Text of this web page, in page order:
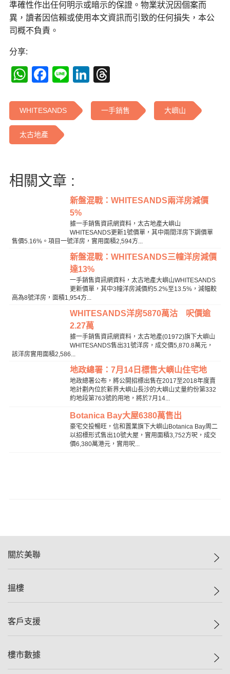
準確性作出任何明示或暗示的保證。物業狀況因個案而
異，讀者因信賴或使用本文資訊而引致的任何損失，本公
司概不負責。
分享:
WhatsApp
Facebook
LineLinkedIn
WHITESANDS 一手銷售 大嶼山
太古地產
相關文章 :
新盤混戰：WHITESANDS兩洋房減價
5%
據一手銷售資訊網資料，太古地產大嶼山
WHITESANDS更新1號價單，其中兩間洋房下調價單
售價5.16%。項目一號洋房，實用面積2,594方...
新盤混戰：WHITESANDS三幢洋房減價
達13%
一手銷售資訊網資料，太古地產大嶼山WHITESANDS
更新價單，其中3幢洋房減價約5.2%至13.5%，減幅較
高為8號洋房，面積1,954方...
WHITESANDS洋房5870萬沽 呎價逾
2.27萬
據一手銷售資訊網資料，太古地產(01972)旗下大嶼山
WHITESANDS售出31號洋房，成交價5,870.8萬元，
該洋房實用面積2,586...
地政總署：7月14日標售大嶼山住宅地
地政總署公布，將公開招標出售在2017至2018年度賣
地計劃內位於新界大嶼山長沙的大嶼山丈量約份第332
約地段第763號的用地，將於7月14...
Botanica Bay大屋6380萬售出
豪宅交投暢旺，信和置業旗下大嶼山Botanica Bay周二
以招標形式售出10號大屋，實用面積3,752方呎，成交
價6,380萬港元，實用呎...
關於美聯
美聯集團
人才招募
搵樓
一手新盤
減價
客戶支援
自助放盤
樓市數據